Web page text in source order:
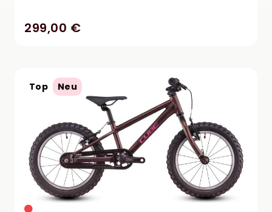
299,00 €
Top Neu